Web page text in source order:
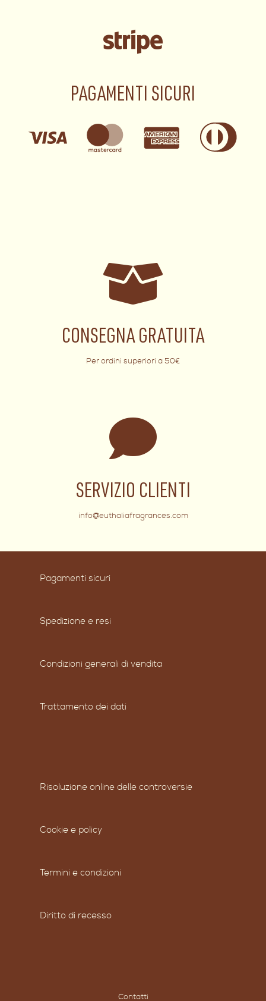
PAGAMENTI SICURI
CONSEGNA GRATUITA
Per ordini superiori a 50€
SERVIZIO CLIENTI
info@euthaliafragrances.com
Pagamenti sicuri
Spedizione e resi
Condizioni generali di vendita
Trattamento dei dati
Risoluzione online delle controversie
Cookie e policy
Termini e condizioni
Diritto di recesso
Contatti